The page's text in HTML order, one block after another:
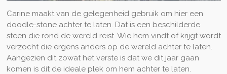
Carine maakt van de gelegenheid gebruik om hier een
doodle-stone achter te laten. Dat is een beschilderde
steen die rond de wereld reist. Wie hem vindt of krijgt wordt
verzocht die ergens anders op de wereld achter te laten.
Aangezien dit zowat het verste is dat we dit jaar gaan
komen is dit de ideale plek om hem achter te laten.